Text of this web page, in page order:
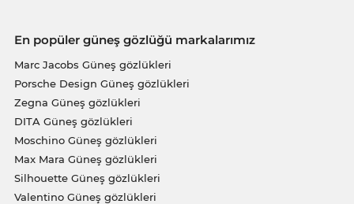
En popüler güneş gözlüğü markalarımız
Marc Jacobs Güneş gözlükleri
Porsche Design Güneş gözlükleri
Zegna Güneş gözlükleri
DITA Güneş gözlükleri
Moschino Güneş gözlükleri
Max Mara Güneş gözlükleri
Silhouette Güneş gözlükleri
Valentino Güneş gözlükleri